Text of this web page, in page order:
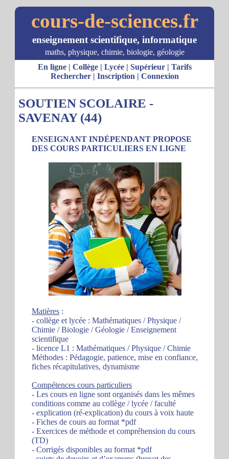
cours-de-sciences.fr
enseignement scientifique, informatique
maths, physique, chimie, biologie, géologie
En ligne| Collège| Lycée| Supérieur| Tarifs
Rechercher| Inscription | Connexion
SOUTIEN SCOLAIRE -
SAVENAY (44)
ENSEIGNANT INDÉPENDANT PROPOSE
DES COURS PARTICULIERS EN LIGNE
Matières :
- collège et lycée : Mathématiques / Physique /
Chimie / Biologie / Géologie / Enseignement
scientifique
- licence L1 : Mathématiques / Physique / Chimie
Méthodes : Pédagogie, patience, mise en confiance,
fiches récapitulatives, dynamisme
Compétences cours particuliers
- Les cours en ligne sont organisés dans les mêmes
conditions comme au collège / lycée / faculté
- explication (ré-explication) du cours à voix haute
- Fiches de cours au format *pdf
- Exercices de méthode et compréhension du cours
(TD)
- Corrigés disponibles au format *pdf